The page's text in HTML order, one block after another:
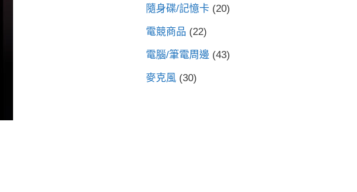
隨身碟/記憶卡 (20)
電競商品 (22)
電腦/筆電周邊 (43)
麥克風 (30)